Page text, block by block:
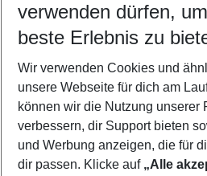
Q- Städte
Quarteira
Queens
Footer
Footer navigation
Über uns
verwenden dürfen,
beste Erlebnis zu
Wir verwenden Cookies und
unsere Webseite für dich am
können wir die Nutzung unserer
verbessern, dir Support bieten
und Werbung anzeigen, die für
dir passen. Klicke auf „Alle